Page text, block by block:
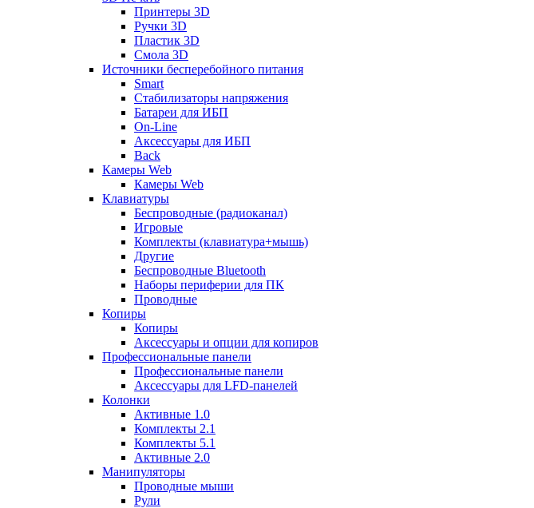
Принтеры 3D
Ручки 3D
Пластик 3D
Смола 3D
Источники бесперебойного питания
Smart
Стабилизаторы напряжения
Батареи для ИБП
On-Line
Аксессуары для ИБП
Back
Камеры Web
Камеры Web
Клавиатуры
Беспроводные (радиоканал)
Игровые
Комплекты (клавиатура+мышь)
Другие
Беспроводные Bluetooth
Наборы периферии для ПК
Проводные
Копиры
Копиры
Аксессуары и опции для копиров
Профессиональные панели
Профессиональные панели
Аксессуары для LFD-панелей
Колонки
Активные 1.0
Комплекты 2.1
Комплекты 5.1
Активные 2.0
Манипуляторы
Проводные мыши
Рули